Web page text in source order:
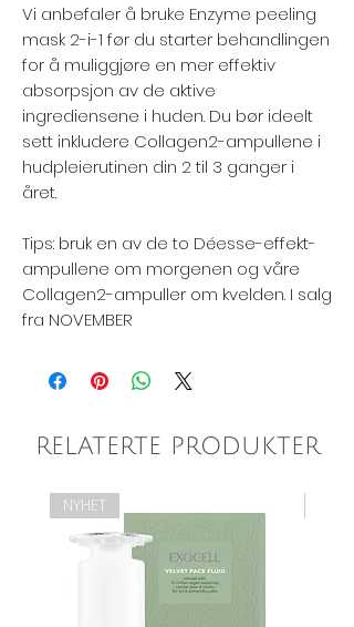
Vi anbefaler å bruke Enzyme peeling
mask 2-i-1 før du starter behandlingen
for å muliggjøre en mer effektiv
absorpsjon av de aktive
ingrediensene i huden. Du bør ideelt
sett inkludere Collagen2-ampullene i
hudpleierutinen din 2 til 3 ganger i
året.⁠
Tips: bruk en av de to Déesse-effekt-
ampullene om morgenen og våre
Collagen2-ampuller om kvelden. I salg
fra NOVEMBER ⁠
RELATERTE PRODUKTER
NYHET